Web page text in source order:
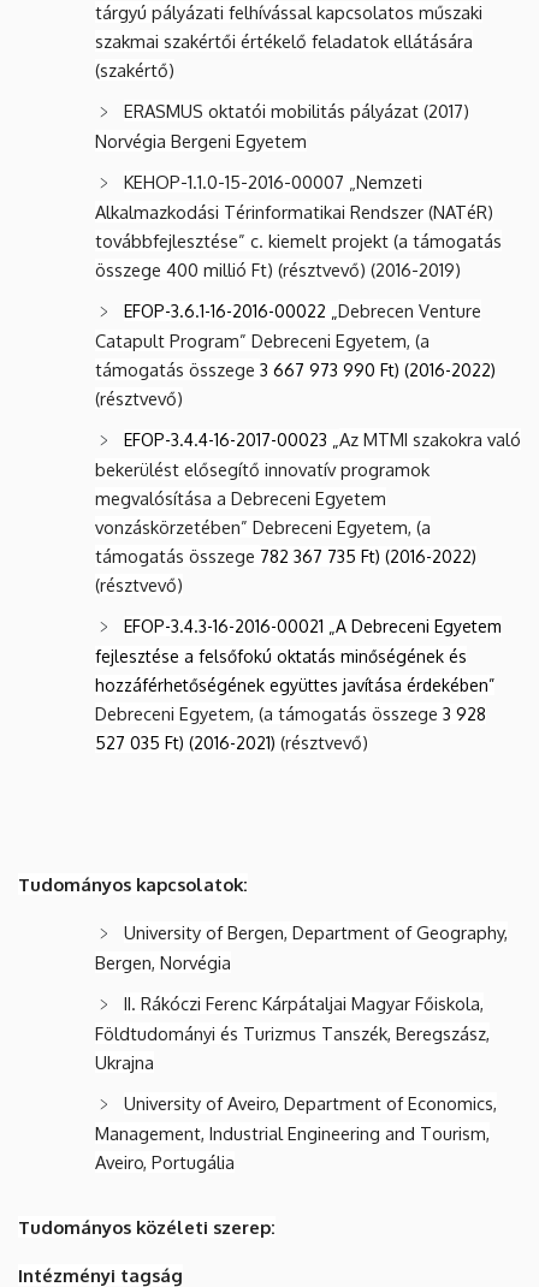
tárgyú pályázati felhívással kapcsolatos műszaki
szakmai szakértői értékelő feladatok ellátására
(szakértő)
ERASMUS oktatói mobilitás pályázat (2017)
Norvégia Bergeni Egyetem
KEHOP-1.1.0-15-2016-00007 „Nemzeti
Alkalmazkodási Térinformatikai Rendszer (NATéR)
továbbfejlesztése” c. kiemelt projekt (a támogatás
összege 400 millió Ft) (résztvevő) (2016-2019)
EFOP-3.6.1-16-2016-00022 „ Debrecen Venture
Catapult Program” Debreceni Egyetem, (a
támogatás összege 3 667 973 990 Ft) (2016-2022)
(résztvevő)
EFOP-3.4.4-16-2017-00023 „ Az MTMI szakokra való
bekerülést elősegítő innovatív programok
megvalósítása a Debreceni Egyetem
vonzáskörzetében” Debreceni Egyetem, (a
támogatás összege 782 367 735 Ft) (2016-2022)
(résztvevő)
EFOP-3.4.3-16-2016-00021 „A Debreceni Egyetem
fejlesztése a felsőfokú oktatás minőségének és
hozzáférhetőségének együttes javítása érdekében”
Debreceni Egyetem, (a támogatás összege 3 928
527 035 Ft) (2016-2021) (résztvevő)
Tudományos kapcsolatok:
University of Bergen, Department of Geography,
Bergen, Norvégia
II. Rákóczi Ferenc Kárpátaljai Magyar Főiskola,
Földtudományi és Turizmus Tanszék, Beregszász,
Ukrajna
University of Aveiro, Department of Economics,
Management, Industrial Engineering and Tourism,
Aveiro, Portugália
Tudományos közéleti szerep:
Intézményi tagság